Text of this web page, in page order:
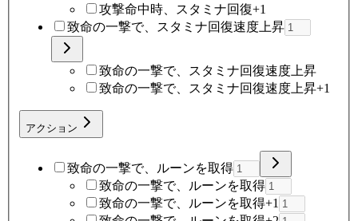
攻撃命中時、スタミナ回復+1
致命の一撃で、スタミナ回復速度上昇
致命の一撃で、スタミナ回復速度上昇
致命の一撃で、スタミナ回復速度上昇+1
アクション
致命の一撃で、ルーンを取得
致命の一撃で、ルーンを取得
致命の一撃で、ルーンを取得+1